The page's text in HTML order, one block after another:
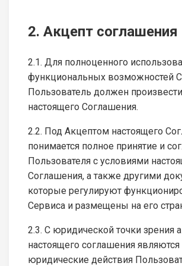
2. Акцепт соглашения
2.1. Для полноценного
функциональных возможностей
Пользователь должен
настоящего Соглашения.
2.2. Под Акцептом настоящего
понимается полное принятие и
Пользователя с условиями
Соглашения, а также другими
которые регулируют
Сервиса и размещены на его
2.3. С юридической точки зрения
настоящего соглашения являются
юридические действия